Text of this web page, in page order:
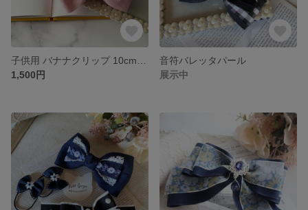
1,500円
音符バレッタパール
展示中